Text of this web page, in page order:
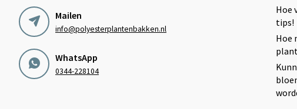
Mailen
info@polyesterplantenbakken.nl
WhatsApp
0344-228104
Hoe
tips!
Hoe